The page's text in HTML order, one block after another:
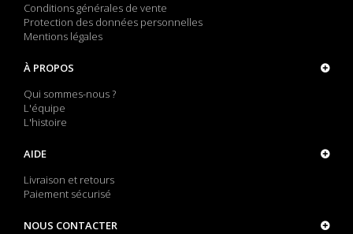
Conditions générales de vente
Protection des données personnelles
Mentions légales
À PROPOS
Qui sommes-nous ?
L'équipe
L'histoire
AIDE
Livraison et retours
Paiement sécurisé
NOUS CONTACTER